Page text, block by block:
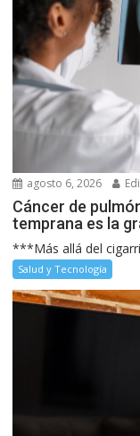
agosto 6, 2026
Cáncer de
temprana es la
***Más allá del
Salud y Tecnología